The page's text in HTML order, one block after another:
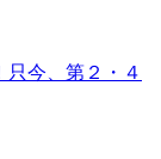
今、第２・４